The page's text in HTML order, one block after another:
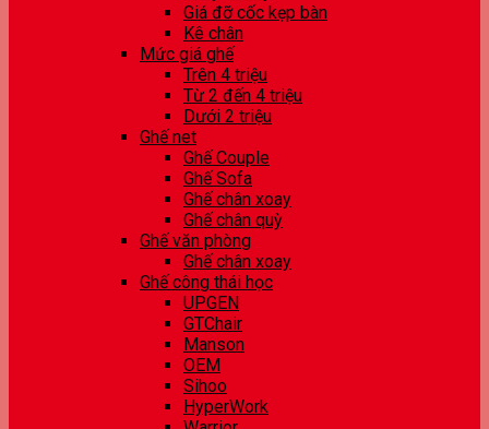
Giá đỡ cốc kẹp bàn
Kê chân
Mức giá ghế
Trên 4 triệu
Từ 2 đến 4 triệu
Dưới 2 triệu
Ghế net
Ghế Couple
Ghế Sofa
Ghế chân xoay
Ghế chân quỳ
Ghế văn phòng
Ghế chân xoay
Ghế công thái học
UPGEN
GTChair
Manson
OEM
Sihoo
HyperWork